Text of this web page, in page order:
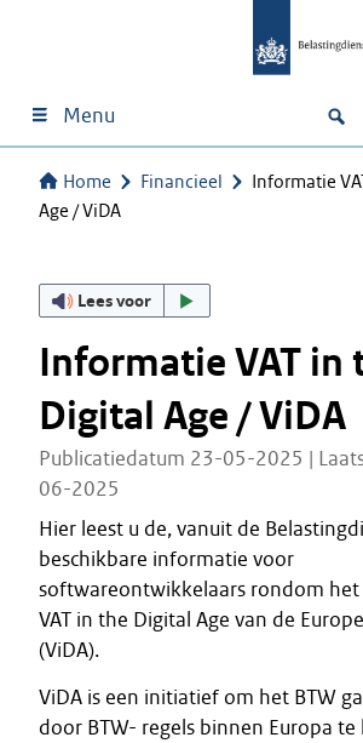
Menu
Home Financieel
Informatie
Age / ViDA
Lees voor
Informatie VAT in
Digital Age / ViDA
Publicatiedatum 23-05-2025 |
06-2025
Hier leest u de, vanuit de
beschikbare informatie voor
softwareontwikkelaars rondom het
VAT in the Digital Age van de
(ViDA).
ViDA is een initiatief om het BTW
door BTW- regels binnen Europa